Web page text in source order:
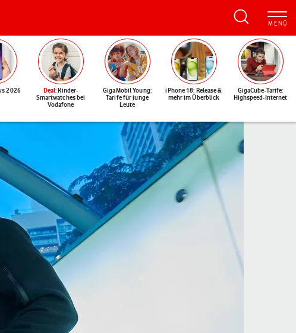
2026 Deal: Kinder-
Smartwatches bei
Vodafone
GigaMobil Young:
Tarife für junge
Leute
iPhone 18: Release &
mehr im Überblick
GigaCube-Tarife:
Highspeed-Internet